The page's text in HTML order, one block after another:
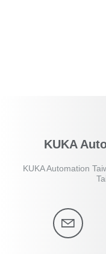
KUKA
KUKA Automation